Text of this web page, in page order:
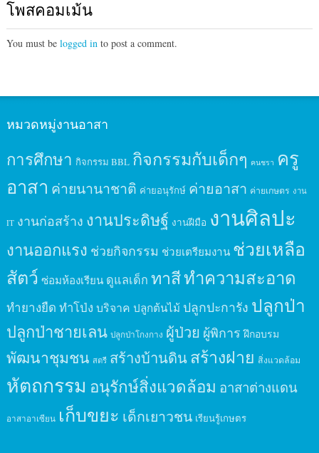
โพสคอมเม้น
You must be logged into post a comment.
หมวดหมู่งานอาสา
การศึกษา กิจกรรม BBL กิจกรรมกับเด็กๆ คนชรา ครู
อาสา ค่ายนานาชาติ ค่ายอนุรักษ์ ค่ายอาสา ค่ายเกษตร งาน
IT งานก่อสร้าง งานประดิษฐ์ งานฝีมือ งานศิลปะ
งานออกแรง ช่วยกิจกรรม ช่วยเตรียมงาน ช่วยเหลือ
สัตว์ ซ่อมห้องเรียน ดูแลเด็ก ทาสีทำความสะอาด
ทำยางยืด ทำโป่ง บริจาค ปลูกต้นไม้ ปลูกปะการัง ปลูกป่า
ปลูกป่าชายเลน ปลูกป่าโกงกาง ผู้ป่วย ผู้พิการ ฝึกอบรม
พัฒนาชุมชน สตรี สร้างบ้านดินสร้างฝาย สิ่งแวดล้อม
หัตถกรรม อนุรักษ์สิ่งแวดล้อม อาสาต่างแดน
อาสาอาเซียน เก็บขยะ เด็กเยาวชน เรียนรู้เกษตร